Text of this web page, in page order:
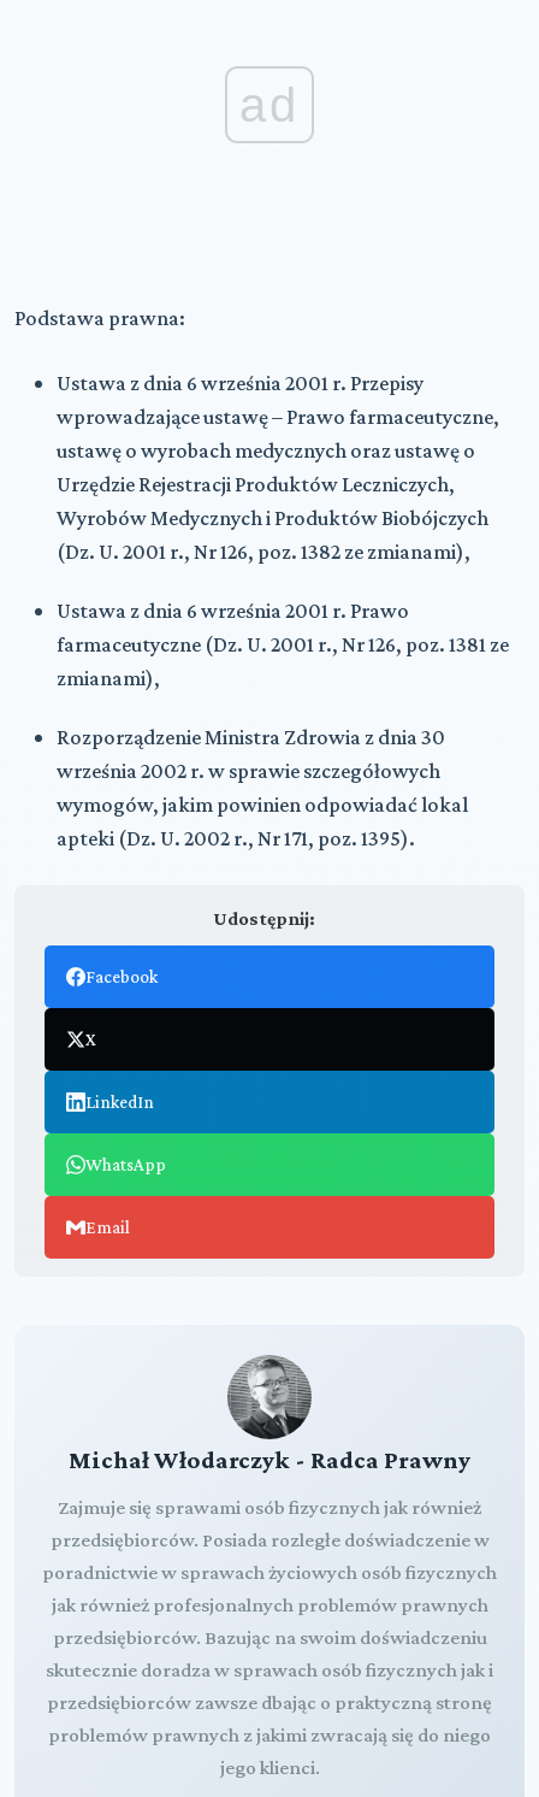
ad
Podstawa prawna:
Ustawa z dnia 6 września 2001 r. Przepisy
wprowadzające ustawę – Prawo farmaceutyczne,
ustawę o wyrobach medycznych oraz ustawę o
Urzędzie Rejestracji Produktów Leczniczych,
Wyrobów Medycznych i Produktów Biobójczych
(Dz. U. 2001 r., Nr 126, poz. 1382 ze zmianami),
Ustawa z dnia 6 września 2001 r. Prawo
farmaceutyczne (Dz. U. 2001 r., Nr 126, poz. 1381 ze
zmianami),
Rozporządzenie Ministra Zdrowia z dnia 30
września 2002 r. w sprawie szczegółowych
wymogów, jakim powinien odpowiadać lokal
apteki (Dz. U. 2002 r., Nr 171, poz. 1395).
Udostępnij:
Facebook
X
LinkedIn
WhatsApp
Email
Michał Włodarczyk - Radca Prawny
Zajmuje się sprawami osób fizycznych jak również
przedsiębiorców. Posiada rozległe doświadczenie w
poradnictwie w sprawach życiowych osób fizycznych
jak również profesjonalnych problemów prawnych
przedsiębiorców. Bazując na swoim doświadczeniu
skutecznie doradza w sprawach osób fizycznych jak i
przedsiębiorców zawsze dbając o praktyczną stronę
problemów prawnych z jakimi zwracają się do niego
jego klienci.